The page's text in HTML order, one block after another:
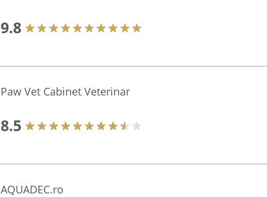
9.8
Paw Vet Cabinet Veterinar
8.5
AQUADEC.ro